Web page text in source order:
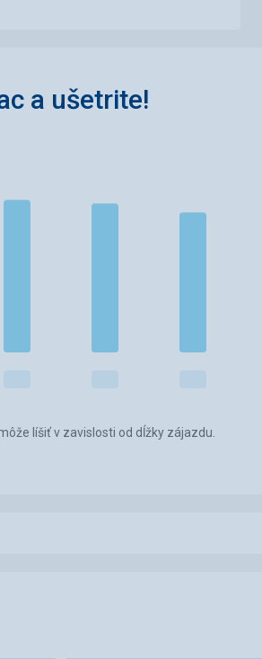
a ušetrite!
líšiť v zavislosti od dĺžky zájazdu.